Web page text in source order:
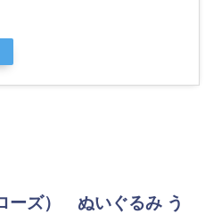
ーズ） ぬいぐるみ う